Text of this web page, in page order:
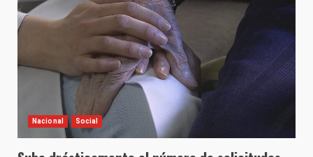
Nacional Social